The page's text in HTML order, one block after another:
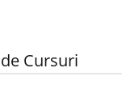
Cursuri